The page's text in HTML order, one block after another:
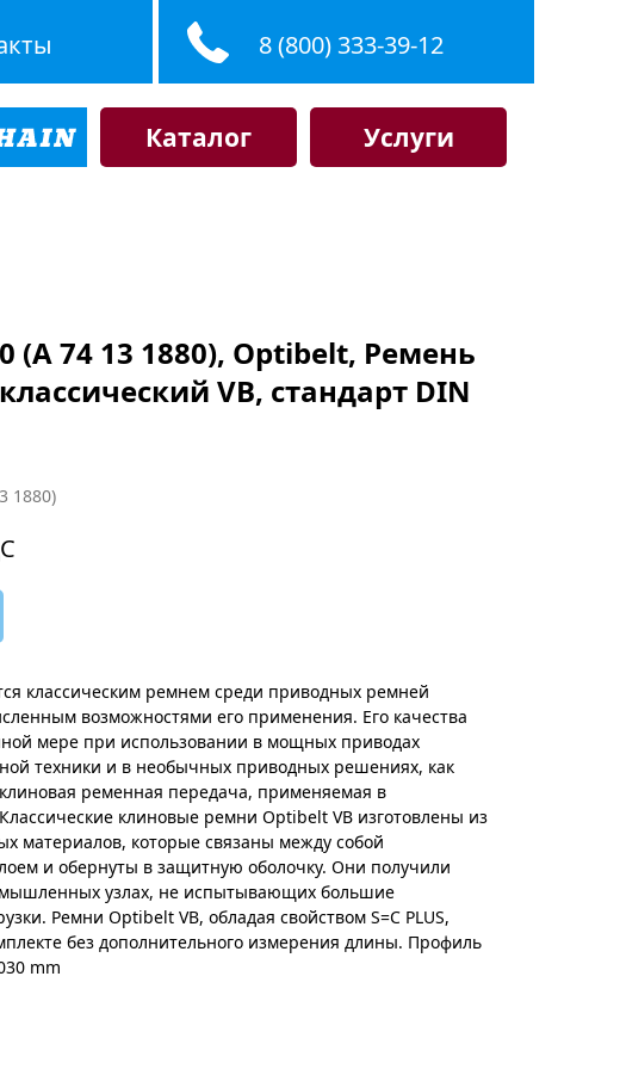
8 (800) 333-39-12
Каталог Услуги
(A 74 13 1880), Optibelt, Ремень
VB, стандарт DIN
1880)
классическим ремнем среди приводных ремней
возможностями его применения. Его качества
мере при использовании в мощных приводах
техники и в необычных приводных решениях, как
ременная передача, применяемая в
клиновые ремни Optibelt VB изготовлены из
материалов, которые связаны между собой
и обернуты в защитную оболочку. Они получили
узлах, не испытывающих большие
Ремни Optibelt VB, обладая свойством S=C PLUS,
без дополнительного измерения длины. Профиль
mm